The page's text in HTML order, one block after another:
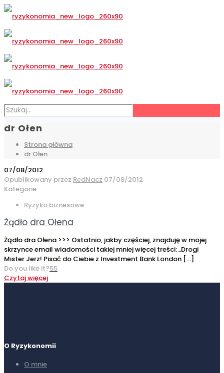
dr Ołen
Strona główna
dr Ołen
07/08/2012
Opublikowany przez RedNacz 07/08/2012
Kategorie
Ryzyko biznesowe
Żądło dra Ołena
Żądło dra Ołena >>> Ostatnio, jakby częściej, znajduję w mojej
skrzynce email wiadomości takiej mniej więcej treści: „Drogi
Mister Jerz! Pisać do Ciebie z Investment Bank London […]
Do you like it?55
Czytaj więcej
O Ryzykonomii
O mnie